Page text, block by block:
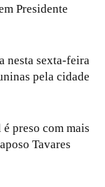
Presidente
nesta sexta-feira
pela cidade
preso com mais
Tavares